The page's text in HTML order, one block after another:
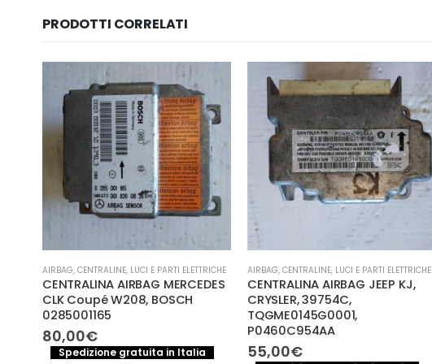
PRODOTTI CORRELATI
AIRBAG, CENTRALINE, LUCI E PARTI ELETTRICHE
CENTRALINA AIRBAG MERCEDES
CLK Coupé W208, BOSCH
0285001165
80,00€
Spedizione gratuita in Italia
AIRBAG, CENTRALINE, LUCI E PARTI ELETTRICHE
CENTRALINA AIRBAG JEEP KJ,
CRYSLER, 39754C,
TQGME0145G0001,
P0460C954AA
55,00€